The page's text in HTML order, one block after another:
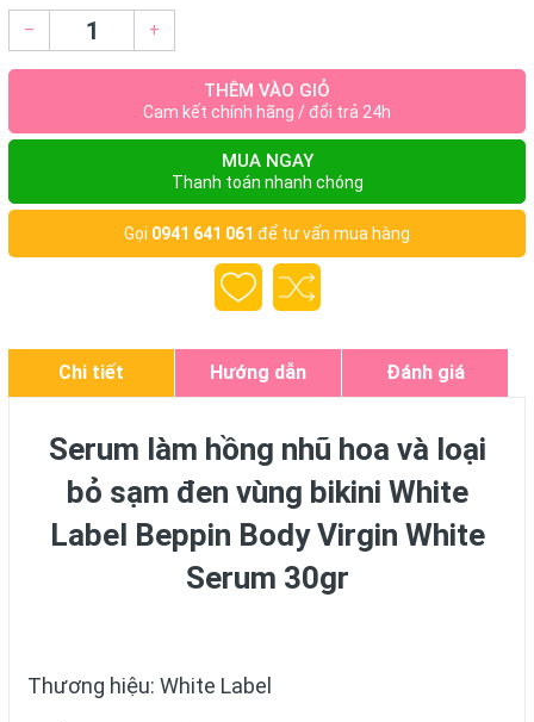
– +
THÊM VÀO GIỎ
Cam kết chính hãng / đổi trả 24h
MUA NGAY
Thanh toán nhanh chóng
Gọi 0941 641 061 để tư vấn mua hàng
Chi tiết Hướng dẫn Đánh giá
Serum làm hồng nhũ hoa và loại
bỏ sạm đen vùng bikini White
Label Beppin Body Virgin White
Serum 30gr
Thương hiệu: White Label